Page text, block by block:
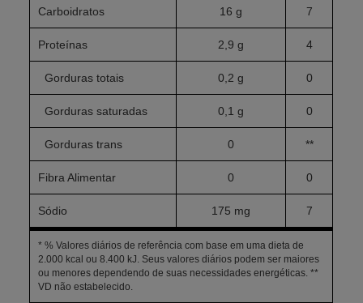
Carboidratos 16 g 7
Proteínas 2,9 g 4
Gorduras totais 0,2 g 0
Gorduras saturadas 0,1 g 0
Gorduras trans 0 **
Fibra Alimentar 0 0
Sódio 175 mg 7
* % Valores diários de referência com base em uma dieta de
2.000 kcal ou 8.400 kJ. Seus valores diários podem ser maiores
ou menores dependendo de suas necessidades energéticas. **
VD não estabelecido.